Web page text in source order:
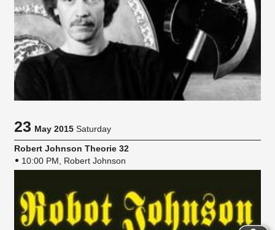
23May 2015 Saturday
Robert Johnson Theorie 32
10:00 PM, Robert Johnson